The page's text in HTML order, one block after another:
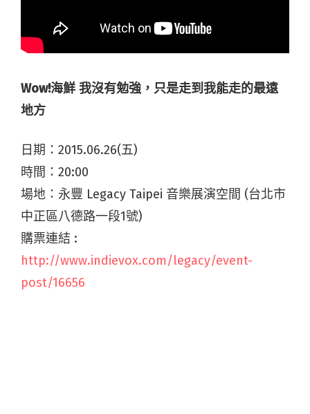
Wow!海鮮 我沒有勉強，只是走到我能走的最遠
地方
日期：2015.06.26(五)
時間：20:00
場地：永豐 Legacy Taipei 音樂展演空間 (台北市
中正區八德路一段1號)
購票連結 :
http://www.indievox.com/legacy/event-
post/16656